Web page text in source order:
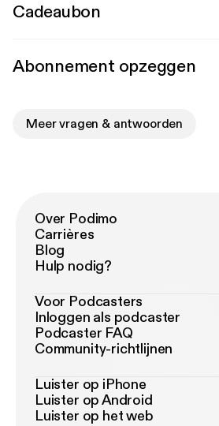
Cadeaubon
Abonnement opzeggen
Meer vragen & antwoorden
Over Podimo
Carrières
Blog
Hulp nodig?
Voor Podcasters
Inloggen als podcaster
Podcaster FAQ
Community-richtlijnen
Luister op iPhone
Luister op Android
Luister op het web